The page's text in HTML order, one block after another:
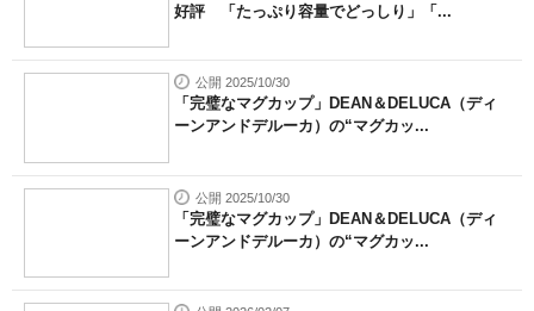
好評 「たっぷり容量でどっしり」「...
公開 2025/10/30
「完璧なマグカップ」DEAN＆DELUCA（ディ
ーンアンドデルーカ）の“マグカッ...
公開 2025/10/30
「完璧なマグカップ」DEAN＆DELUCA（ディ
ーンアンドデルーカ）の“マグカッ...